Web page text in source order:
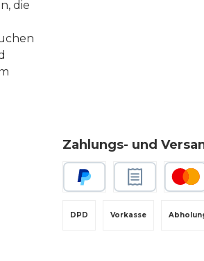
d
die
Zahlungs- und
Vorkasse
DPD